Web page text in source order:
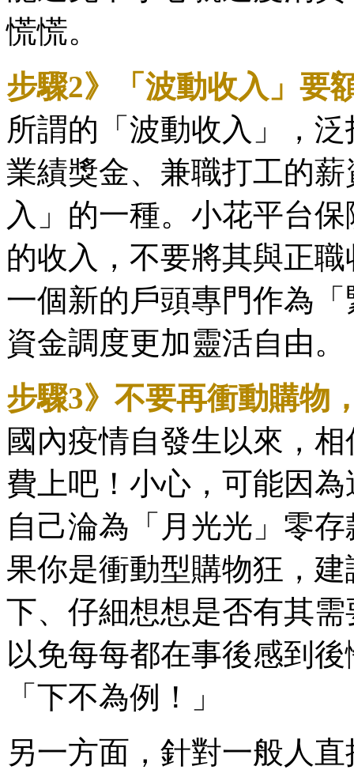
慌慌。
步驟2》「波動收入」要
所謂的「波動收入」，
業績獎金、兼職打工的
入」的一種。小花平台
的收入，不要將其與正
一個新的戶頭專門作為
資金調度更加靈活自由。
步驟3》不要再衝動購物
國內疫情自發生以來，
費上吧！小心，可能因
自己淪為「月光光」零
果你是衝動型購物狂，
下、仔細想想是否有其
以免每每都在事後感到
「下不為例！」
另一方面，針對一般人